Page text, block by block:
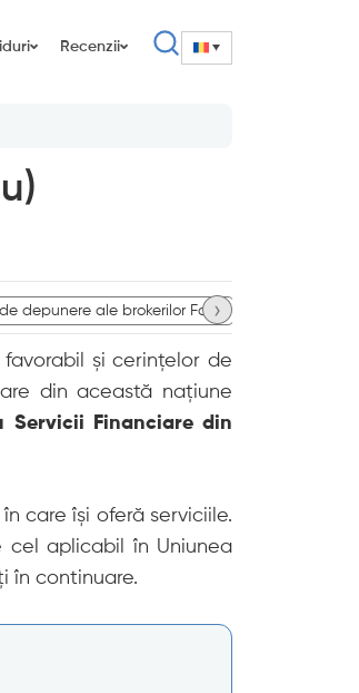
Recenzii
depunere ale brokerilor Forex
›
și cerințelor de
din această națiune
Servicii Financiare din
care își oferă serviciile.
cel aplicabil în Uniunea
în continuare.